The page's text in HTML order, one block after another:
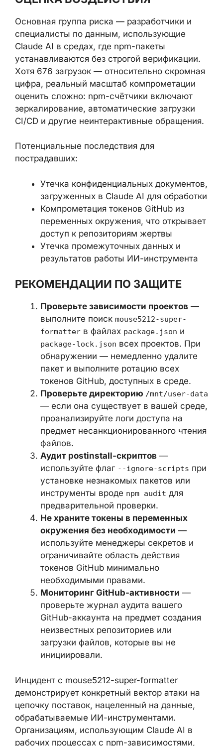
ОЦЕНКА ВОЗДЕЙСТВИЯ
Основная группа риска — разработчики и
специалисты по данным, использующие
Claude AI в средах, где npm-пакеты
устанавливаются без строгой верификации.
Хотя 676 загрузок — относительно
скромная цифра, реальный масштаб
счётчики включают зеркалирование,
автоматические загрузки CI/CD и другие
Потенциальные последствия для
пострадавших:
Утечка конфиденциальных
документов, загруженных в Claude AI
для обработки
переменных окружения, что
жертвы
Утечка промежуточных данных и
результатов работы ИИ-инструмента
РЕКОМЕНДАЦИИ ПО ЗАЩИТЕ
Проверьте зависимости проектов—
выполните поискmouse5212-super-
formatterв файлахpackage.json и
package-lock.jsonвсех проектов. При
обнаружении — немедленно удалите
пакет и выполните ротацию всех
токенов GitHub, доступных в среде.
Проверьте директорию/mnt/user-
data— если она существует в вашей
среде, проанализируйте логи доступа
на предмет несанкционированного
чтения файлов.
Аудит postinstall-скриптов—
используйте флаг--ignore-scripts
при установке незнакомых пакетов
или инструменты вродеnpm audit
предварительной проверки.
Не храните токены в переменных
окружения без необходимости—
используйте менеджеры секретов и
ограничивайте область действия
токенов GitHub минимально
необходимыми правами.
проверьте журнал аудита вашего
GitHub-аккаунта на предмет
создания неизвестных репозиториев
или загрузки файлов, которые вы не
инициировали.